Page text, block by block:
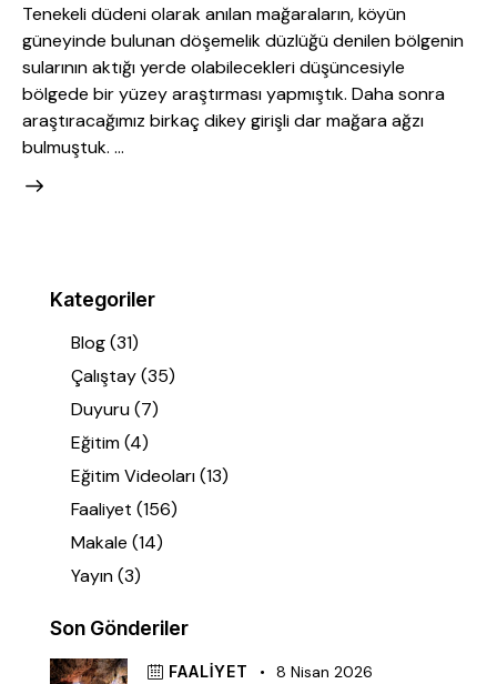
Tenekeli düdeni olarak anılan mağaraların, köyün
güneyinde bulunan döşemelik düzlüğü denilen bölgenin
sularının aktığı yerde olabilecekleri düşüncesiyle
bölgede bir yüzey araştırması yapmıştık. Daha sonra
araştıracağımız birkaç dikey girişli dar mağara ağzı
bulmuştuk. …
Kategoriler
Blog(31)
Çalıştay(35)
Duyuru(7)
Eğitim(4)
Eğitim Videoları(13)
Faaliyet (156)
Makale (14)
Yayın(3)
Son Gönderiler
FAALIYET 8 Nisan 2026